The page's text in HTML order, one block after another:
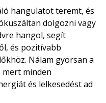
hangulatot teremt, és
dolgozni vagy
hangol, segít
és pozitívabb
Nálam gyorsan a
minden
és lelkesedést ad